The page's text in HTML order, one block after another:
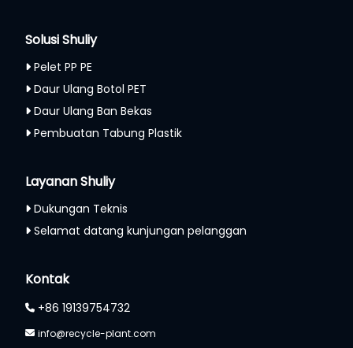
Solusi Shuliy
Pelet PP PE
Daur Ulang Botol PET
Daur Ulang Ban Bekas
Pembuatan Tabung Plastik
Layanan Shuliy
Dukungan Teknis
Selamat datang kunjungan pelanggan
Kontak
+86 19139754732
info@recycle-plant.com